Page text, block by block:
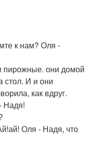
к нам? Оля -
пирожные. они домой
стол. И и они
как вдруг.
Надя!
Оля - Надя, что